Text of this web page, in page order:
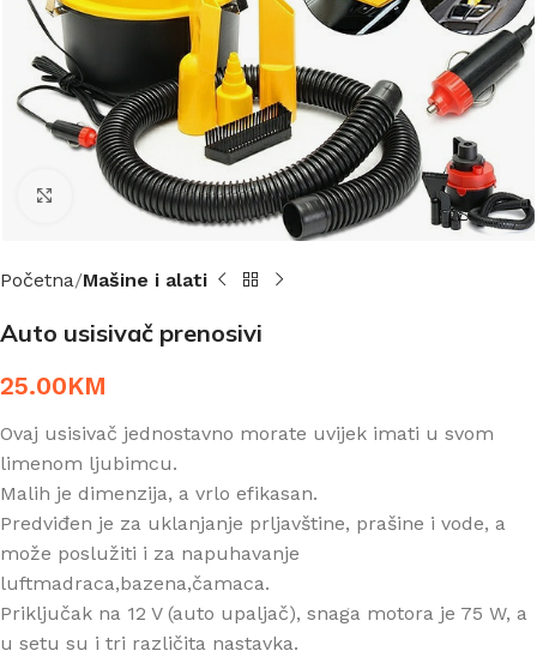
Click to enlarge
Početna Mašine i alati
Auto usisivač prenosivi
25.00KM
Ovaj usisivač jednostavno morate uvijek imati u svom
limenom ljubimcu.
Malih je dimenzija, a vrlo efikasan.
Predviđen je za uklanjanje prljavštine, prašine i vode, a
može poslužiti i za napuhavanje
luftmadraca,bazena,čamaca.
Priključak na 12 V (auto upaljač), snaga motora je 75 W, a
u setu su i tri različita nastavka.